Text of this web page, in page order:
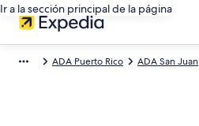
Ir a la sección principal de la página
ADA Puerto Rico ADA San Juan